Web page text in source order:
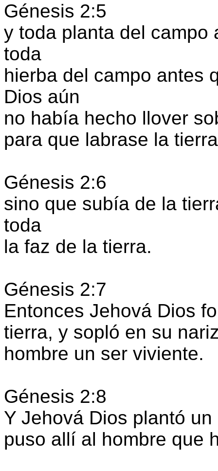
Génesis 2:5
y toda planta del campo
toda
hierba del campo antes
Dios aún
no había hecho llover
para que labrase la
Génesis 2:6
sino que subía de la
toda
la faz de la tierra.
Génesis 2:7
Entonces Jehová Dios
tierra, y sopló en su
hombre un ser viviente.
Génesis 2:8
Y Jehová Dios plantó
puso allí al hombre que